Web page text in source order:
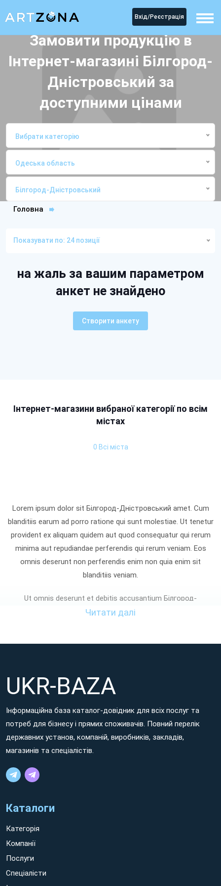
Вхід/Реєстрація
Замовити продукцію в
Інтернет-магазині Білгород-
Дністровський за
доступними цінами
Вибрати категорію
Одеська область
Білгород-Дністровський
Головна
Показувати по: 24 позиції
на жаль за вашим параметром
анкет не знайдено
Створити анкету
Інтернет-магазини вибраної категорії по всім
містах
0 Всі міста
Lorem ipsum dolor sit Білгород-Дністровський amet. Cum
blanditiis earum ad porro ratione qui sunt molestiae. Ut tenetur
provident ex aliquam quidem aut quod consequatur qui rerum
minima aut repudiandae perferendis qui rerum veniam. Eos
omnis deserunt non perferendis enim non quia enim sit
blanditiis veniam.
Ut omnis deserunt et debitis accusantium Білгород-
Дністровський et consectetur nobis et voluptas quaerat! Rem
totam et maxime sapiente. Qui provident quia et reprehenderit
voluptatem aut neque galisum hic aliquid facilis et adipisci
Non ratione dolorem aut minima ipsum sed ratione ipsam
sit Білгород-Дністровський earum quos aut eaque voluptates.
Eum sint quidem hic cumque nisi et consequuntur molestiae id
eaque vero! Non rerum voluptatem et quos nesciunt sit galisum
tempora eos possimus facilis quo quis quia et tempora tenetur
Читати далі
UKR-BAZA
Інформаційна база каталог-довідник для всіх послуг та
потреб для бізнесу і прямих споживачів. Повний перелік
державних установ, компаній, виробників, закладів,
магазинів та спеціалістів.
Каталоги
Категорія
Компанії
Послуги
Спеціалісти